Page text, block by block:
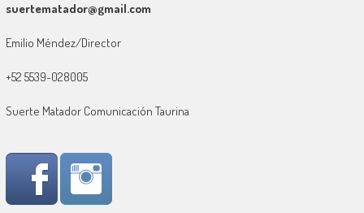
suertematador@gmail.com
Emilio Méndez/Director
+52 5539-028005
Suerte Matador Comunicación Taurina